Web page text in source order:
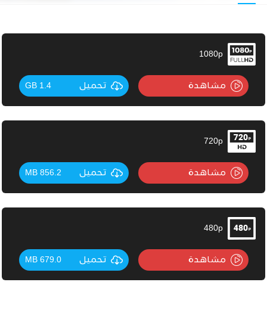
1080p
مشاهدة تحميل 1.4 GB
720p
مشاهدة تحميل 856.2 MB
480p
مشاهدة تحميل 679.0 MB